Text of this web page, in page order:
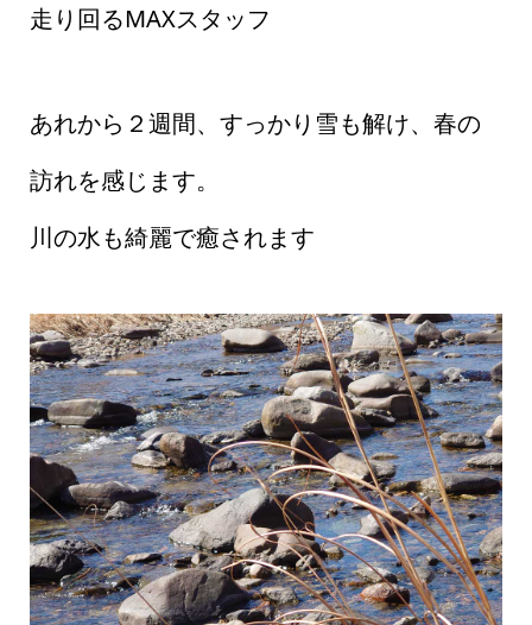
走り回るMAXスタッフ
あれから２週間、すっかり雪も解け、春の
訪れを感じます。
川の水も綺麗で癒されます